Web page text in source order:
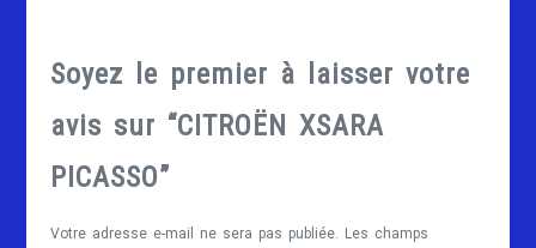
Soyez le premier à laisser votre
avis sur “CITROËN XSARA
PICASSO”
Votre adresse e-mail ne sera pas publiée.
Les champs